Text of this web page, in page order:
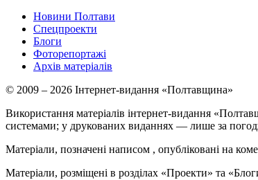
Новини Полтави
Спецпроекти
Блоги
Фоторепортажі
Архів матеріалів
© 2009 – 2026 Інтернет-видання «Полтавщина»
Використання матеріалів інтернет-видання
системами; у друкованих виданнях — лише за
Матеріали, позначені написом , опубліковані на
Матеріали, розміщені в розділах «Проекти» та